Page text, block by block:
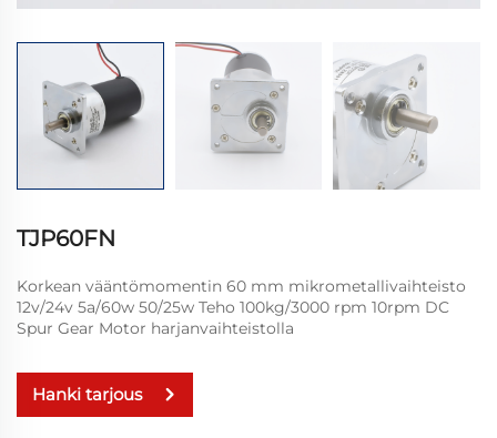
TJP60FN
Korkean vääntömomentin 60 mm mikrometallivaihteisto
12v/24v 5a/60w 50/25w Teho 100kg/3000 rpm 10rpm DC
Spur Gear Motor harjanvaihteistolla
Hanki tarjous